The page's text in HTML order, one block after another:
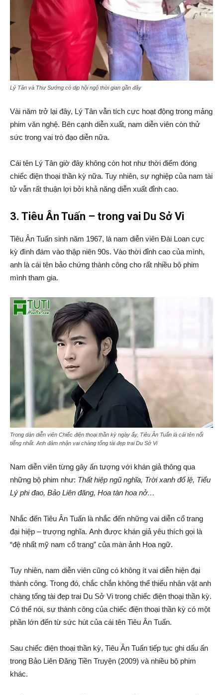
Lý Tân và Thư Sướng có dịp hội ngộ thời gian gần đây
Vài năm trở lại đây, Lý Tân vẫn tích cực hoạt động trong mảng
phim văn nghệ. Bên cạnh diễn xuất, nam diễn viên còn thử
sức trong vai trò đạo diễn nữa.
Cái tên Lý Tân giờ đây không còn hot như thời điểm đóng
chiếc điện thoại thần kỳ nữa. Tuy nhiên, sự nghiệp của nam tài
tử vẫn rất thuận lợi bởi khả năng diễn xuất đỉnh cao.
3. Tiêu Ân Tuấn – trong vai Du Sở Vi
Tiêu Ân Tuấn sinh năm 1967, là nam diễn viên Đài Loan cực
kỳ đình đám vào thập niên 90s. Vào thời đỉnh cao của mình,
anh là cái tên bảo chứng thành công cho rất nhiều bộ phim
mình tham gia.
Trong dàn diễn viên Chiếc điện thoại thần kỳ ngày ấy, Tiêu Ân Tuấn là cái tên nổi
tiếng nhất. Anh đảm nhận vai chàng tổng tài đẹp trai Du Sở Vi
Nam diễn viên từng gây ấn tượng với khán giả thông qua
những bộ phim như: Thất hiệp ngũ nghĩa, Trời xanh đổ lệ, Tiểu
Lý phi đao, Bảo Liên đăng, Hoa tàn hoa nở…
Nhắc đến Tiêu Ân Tuấn là nhắc đến những vai diễn cổ trang
đại hiệp – trượng nghĩa. Anh được khán giả yêu thích gọi là
“đệ nhất mỹ nam cổ trang” của màn ảnh Hoa ngữ.
Tuy nhiên, nam diễn viên cũng có không ít vai diễn hiện đại
thành công. Trong đó, chắc chắn không thể thiếu nhân vật anh
chàng tổng tài đẹp trai Du Sở Vi trong chiếc điện thoại thần kỳ.
Có thể nói, sự thành công của chiếc điện thoại thần kỳ có một
phần lớn đến từ sức hút của cái tên Tiêu Ân Tuấn.
Sau chiếc điện thoại thần kỳ, Tiêu Ân Tuấn tiếp tục ghi dấu ấn
trong Bảo Liên Đăng Tiền Truyện (2009) và nhiều bộ phim
khác.